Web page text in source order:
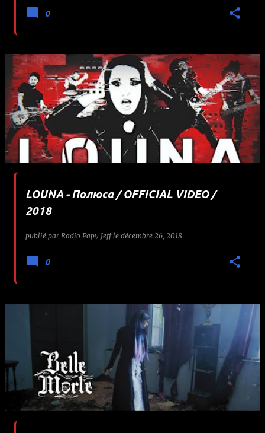
0
LOUNA - Полюса / OFFICIAL VIDEO /
2018
publié par Radio Papy Jeff le décembre 26, 2018
0